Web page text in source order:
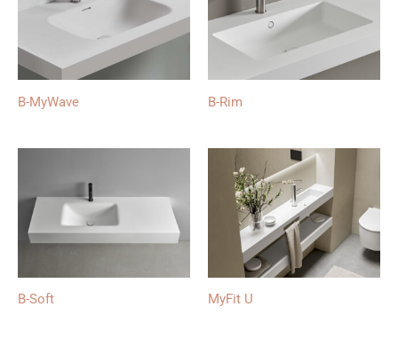
B-MyWave B-Rim
B-Soft MyFit U